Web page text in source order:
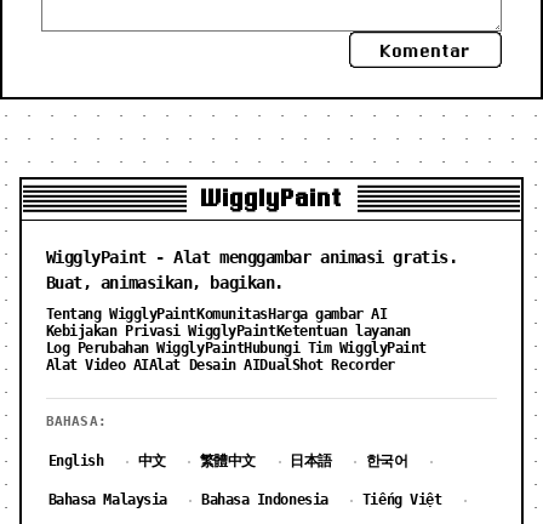
Komentar
WigglyPaint
WigglyPaint - Alat menggambar animasi gratis.
Buat, animasikan, bagikan.
Tentang WigglyPaintKomunitasHarga gambar AI
Kebijakan Privasi WigglyPaintKetentuan layanan
Log Perubahan WigglyPaintHubungi Tim WigglyPaint
Alat Video AIAlat Desain AIDualShot Recorder
BAHASA:
English · 中文 · 繁體中文 · 日本語 · 한국어 ·
Bahasa Malaysia · Bahasa Indonesia · Tiếng Việt ·